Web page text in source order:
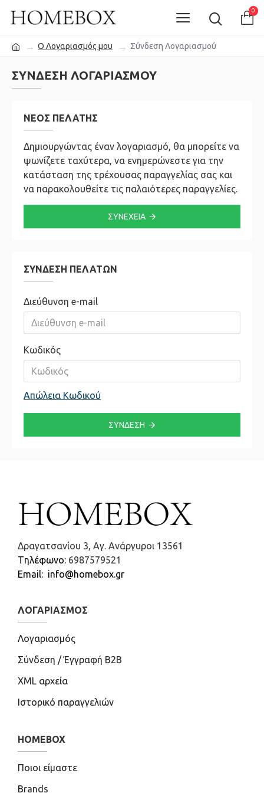
0
O Λογαριασμός μου Σύνδεση Λογαριασμού
ΣΎΝΔΕΣΗ ΛΟΓΑΡΙΑΣΜΟΎ
ΝΈΟΣ ΠΕΛΆΤΗΣ
Δημιουργώντας έναν λογαριασμό, θα μπορείτε να
ψωνίζετε ταχύτερα, να ενημερώνεστε για την
κατάσταση της τρέχουσας παραγγελίας σας και
να παρακολουθείτε τις παλαιότερες παραγγελίες.
ΣΥΝΈΧΕΙΑ
ΣΎΝΔΕΣΗ ΠΕΛΑΤΏΝ
Διεύθυνση e-mail
Κωδικός
Απώλεια Κωδικού
ΣΎΝΔΕΣΗ
Δραγατσανίου 3, Αγ. Ανάργυροι 13561
Tηλέφωνο: 6987579521
Email: info@homebox.gr
ΛΟΓΑΡΙΑΣΜΌΣ
Λογαριασμός
Σύνδεση / Έγγραφή B2B
XML αρχεία
Ιστορικό παραγγελιών
HOMEBOX
Ποιοι είμαστε
Brands